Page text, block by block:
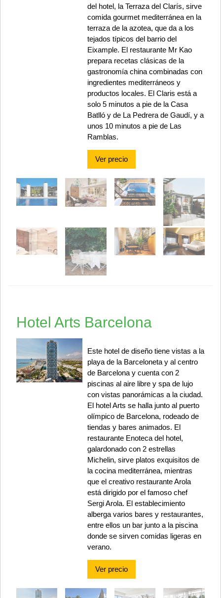
del hotel, la Terraza del Clarís, sirve
comida gourmet mediterránea en la
terraza de la azotea, que da a los
tejados típicos del barrio del
Eixample. El restaurante Mr Kao
prepara recetas clásicas de la
gastronomía china combinadas con
ingredientes mediterráneos y
productos locales. El Claris está a
solo 5 minutos a pie de la Casa
Batlló y de La Pedrera de Gaudí, y a
unos 10 minutos a pie de Las
Ramblas.
Ver precio
Hotel Arts Barcelona
Este hotel de diseño tiene vistas a la
playa de la Barceloneta y al centro
de Barcelona y cuenta con 2
piscinas al aire libre y spa de lujo
con vistas panorámicas a la ciudad.
El hotel Arts se halla junto al puerto
olímpico de Barcelona, rodeado de
tiendas y bares animados. El
restaurante Enoteca del hotel,
galardonado con 2 estrellas
Michelin, sirve platos exquisitos de
la cocina mediterránea, mientras
que el creativo restaurante Arola
está dirigido por el famoso chef
Sergi Arola. El establecimiento
alberga varios bares y restaurantes,
entre ellos un bar junto a la piscina
donde se sirven comidas ligeras en
verano.
Ver precio